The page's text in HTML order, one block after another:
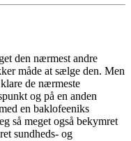
den nærmest andre
måde at sælge den. Men
de nærmeste
og på en anden
en baklofeeniks
så meget også bekymret
sundheds- og